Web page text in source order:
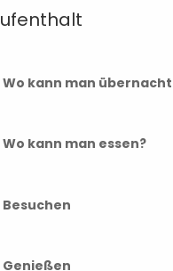
Wo kann man
Wo kann man essen?
Besuchen
Genießen